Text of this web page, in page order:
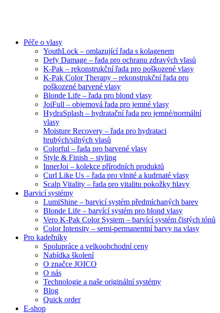
Péče o vlasy
YouthLock – omlazující řada s kolagenem
Defy Damage – řada pro ochranu zdravých vlasů
K-Pak – rekonstrukční řada pro poškozené vlasy
K-Pak Color Therapy – rekonstrukční řada pro
poškozené barvené vlasy
Blonde Life – řada pro blond vlasy
JoiFull – objemová řada pro jemné vlasy
HydraSplash – hydratační řada pro jemné/normální
vlasy
Moisture Recovery – řada pro hydrataci
hrubých/silných vlasů
Colorful – řada pro barvené vlasy
Style & Finish – styling
InnerJoi – kolekce přírodních produktů
Curl Like Us – řada pro vlnité a kudrnaté vlasy
Scalp Vitality – řada pro vitalitu pokožky hlavy
Barvicí systémy
LumiShine – barvicí systém předmíchaných barev
Blonde Life – barvící systém pro blond vlasy
Vero K-Pak Color System – barvící systém čistých tónů
Color Intensity – semi-permanentní barvy na vlasy
Pro kadeřníky
Spolupráce a velkoobchodní ceny
Nabídka školení
O značce JOICO
O nás
Technologie a naše originální systémy
Blog
Quick order
E-shop